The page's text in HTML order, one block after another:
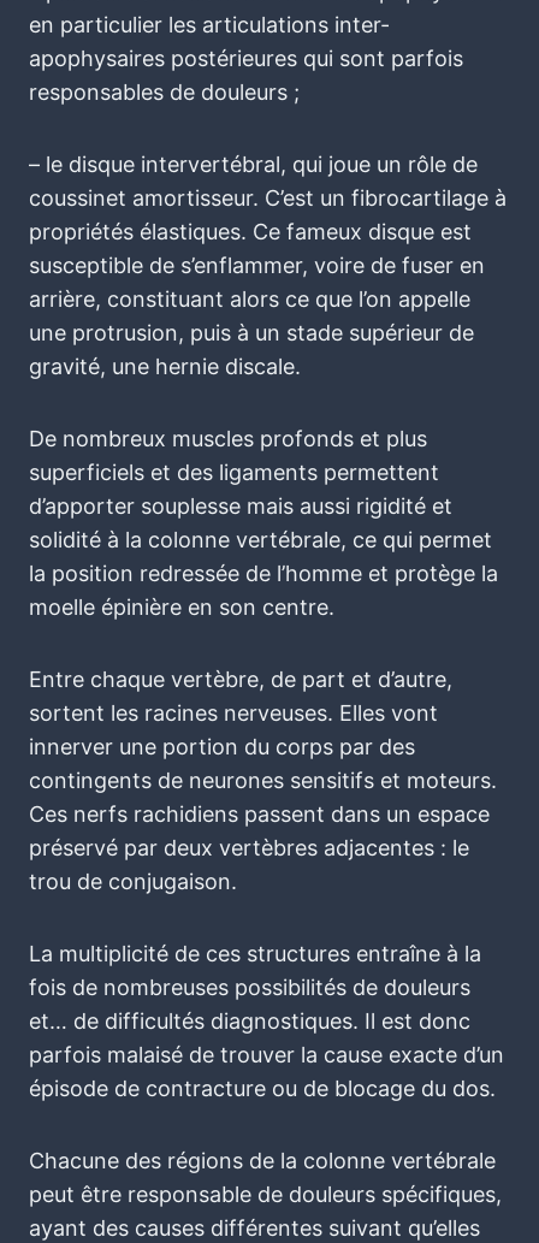
en particulier les articulations inter-
apophysaires postérieures qui sont parfois
responsables de douleurs ;
– le disque intervertébral, qui joue un rôle de
coussinet amortisseur. C’est un fibrocartilage à
propriétés élastiques. Ce fameux disque est
susceptible de s’enflammer, voire de fuser en
arrière, constituant alors ce que l’on appelle
une protrusion, puis à un stade supérieur de
gravité, une hernie discale.
De nombreux muscles profonds et plus
superficiels et des ligaments permettent
d’apporter souplesse mais aussi rigidité et
solidité à la colonne vertébrale, ce qui permet
la position redressée de l’homme et protège la
moelle épinière en son centre.
Entre chaque vertèbre, de part et d’autre,
sortent les racines nerveuses. Elles vont
innerver une portion du corps par des
contingents de neurones sensitifs et moteurs.
Ces nerfs rachidiens passent dans un espace
préservé par deux vertèbres adjacentes : le
trou de conjugaison.
La multiplicité de ces structures entraîne à la
fois de nombreuses possibilités de douleurs
et… de difficultés diagnostiques. Il est donc
parfois malaisé de trouver la cause exacte d’un
épisode de contracture ou de blocage du dos.
Chacune des régions de la colonne vertébrale
peut être responsable de douleurs spécifiques,
ayant des causes différentes suivant qu’elles